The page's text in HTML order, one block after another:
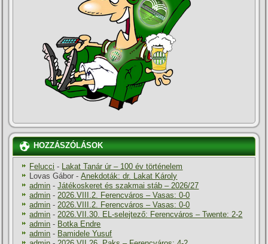
HOZZÁSZÓLÁSOK
Felucci -
Lakat Tanár úr – 100 év történelem
Lovas Gábor -Anekdoták: dr. Lakat Károly
admin -Játékoskeret és szakmai stáb – 2026/27
admin - 2026.VIII.2. Ferencváros – Vasas: 0-0
admin - 2026.VIII.2. Ferencváros – Vasas: 0-0
admin - 2026.VII.30. EL-selejtező: Ferencváros – Twente: 2-2
admin - Botka Endre
admin - Bamidele Yusuf